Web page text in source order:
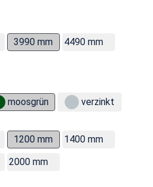
3990 mm
4490 mm
moosgrün
verzinkt
1200 mm
1400 mm
2000 mm